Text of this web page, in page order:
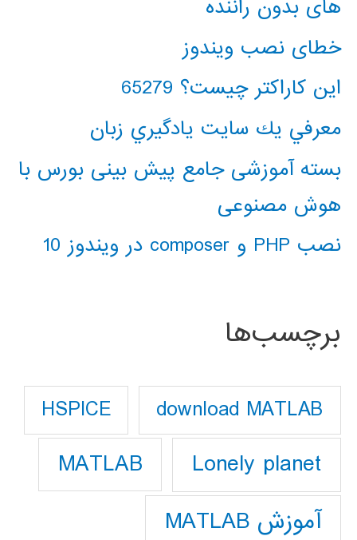
های بدون راننده
خطای نصب ویندوز
این کاراکتر چیست؟ 65279
معرفي يك سايت يادگيري زبان
بسته آموزشی جامع پیش بینی بورس با
هوش مصنوعی
نصب PHP و composer در ویندوز 10
برچسب‌ها
download MATLAB
HSPICE
Lonely planet
MATLAB
آموزش MATLAB